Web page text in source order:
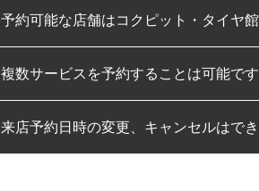
予約可能な店舗はコクピット・タイヤ
コクピット・タイヤ館のみとなります
複数サービスを予約することは可能です
複数サービスのご予約は可能です。
来店予約日時の変更、キャンセルはで